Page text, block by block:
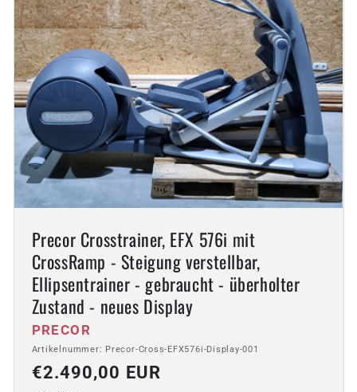
Precor Crosstrainer, EFX 576i mit
CrossRamp - Steigung verstellbar,
Ellipsentrainer - gebraucht - überholter
Zustand - neues Display
Anbieter:
PRECOR
Artikelnummer: Precor-Cross-EFX576i-Display-001
Normaler
€2.490,00 EUR